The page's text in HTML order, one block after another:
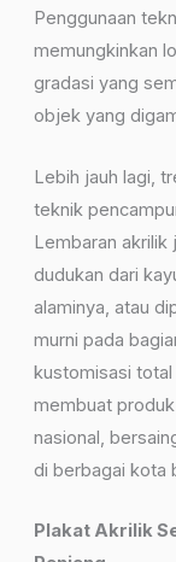
Penggunaan
memungkinkan
gradasi yang
objek yang
Lebih jauh lagi,
teknik
Lembaran akrilik
dudukan dari
alaminya, atau
murni pada
kustomisasi total
membuat
nasional,
di berbagai kota
Plakat Akrilik